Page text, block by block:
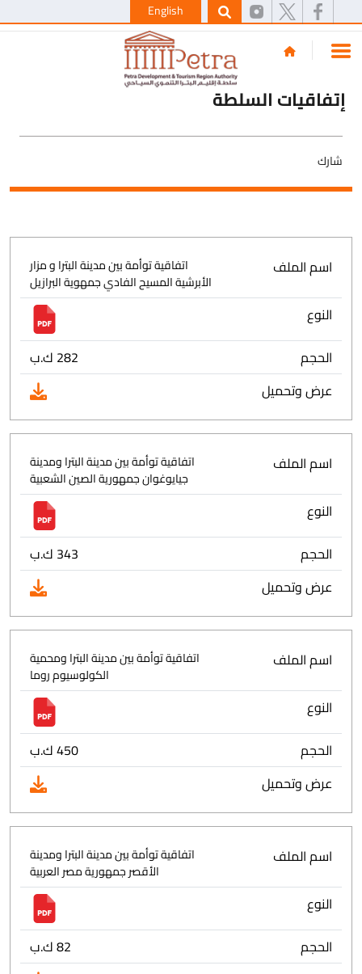
English
إتفاقيات السلطة
شارك
اسم الملف
اتفاقية توأمة بين مدينة البترا و مزار
الأبرشية المسيح الفادي جمهوية البرازيل
النوع
الحجم
282 ك.ب
عرض وتحميل
اسم الملف
اتفاقية توأمة بين مدينة البترا ومدينة
جيايوغوان جمهورية الصين الشعبية
النوع
الحجم
343 ك.ب
عرض وتحميل
اسم الملف
اتفاقية توأمة بين مدينة البترا ومحمية
الكولوسيوم روما
النوع
الحجم
450 ك.ب
عرض وتحميل
اسم الملف
اتفاقية توأمة بين مدينة البترا ومدينة
الأقصر جمهورية مصر العربية
النوع
الحجم
82 ك.ب